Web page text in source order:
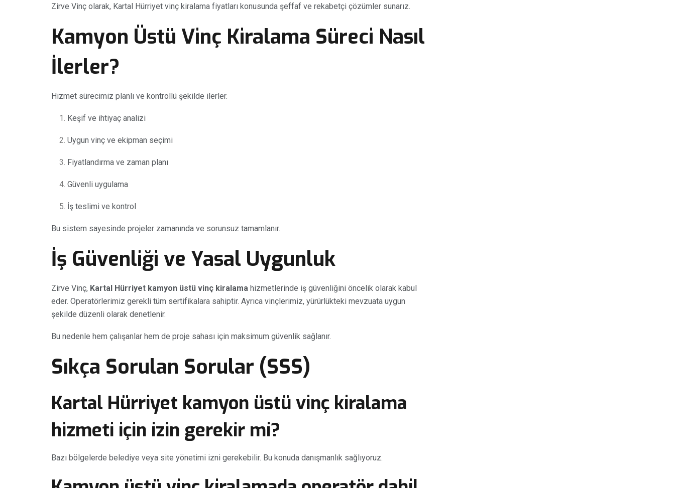
Zirve Vinç olarak, Kartal Hürriyet vinç kiralama fiyatları konusunda şeffaf ve rekabetçi çözümler sunarız.
Kamyon Üstü Vinç Kiralama Süreci Nasıl
İlerler?
Hizmet sürecimiz planlı ve kontrollü şekilde ilerler.
Keşif ve ihtiyaç analizi
Uygun vinç ve ekipman seçimi
Fiyatlandırma ve zaman planı
Güvenli uygulama
İş teslimi ve kontrol
Bu sistem sayesinde projeler zamanında ve sorunsuz tamamlanır.
İş Güvenliği ve Yasal Uygunluk
Zirve Vinç, Kartal Hürriyet kamyon üstü vinç kiralama hizmetlerinde iş güvenliğini öncelik olarak kabul
eder. Operatörlerimiz gerekli tüm sertifikalara sahiptir. Ayrıca vinçlerimiz, yürürlükteki mevzuata uygun
şekilde düzenli olarak denetlenir.
Bu nedenle hem çalışanlar hem de proje sahası için maksimum güvenlik sağlanır.
Sıkça Sorulan Sorular (SSS)
Kartal Hürriyet kamyon üstü vinç kiralama
hizmeti için izin gerekir mi?
Bazı bölgelerde belediye veya site yönetimi izni gerekebilir. Bu konuda danışmanlık sağlıyoruz.